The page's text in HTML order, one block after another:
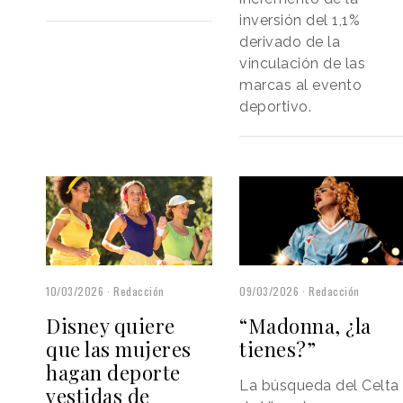
inversión del 1,1%
derivado de la
vinculación de las
marcas al evento
deportivo.
10/03/2026 Redacción
Disney quiere
que las mujeres
hagan deporte
vestidas de
09/03/2026 Redacción
“Madonna, ¿la
tienes?”
La búsqueda del Celta